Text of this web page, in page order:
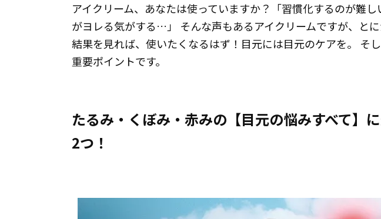
アイクリーム、あなたは使っていますか？「習慣化するのが難
がヨレる気がする…」 そんな声もあるアイクリームですが、と
結果を見れば、使いたくなるはず！目元には目元のケアを。 そ
重要ポイントです。
たるみ・くぼみ・赤みの【目元の悩みすべて】
2つ！